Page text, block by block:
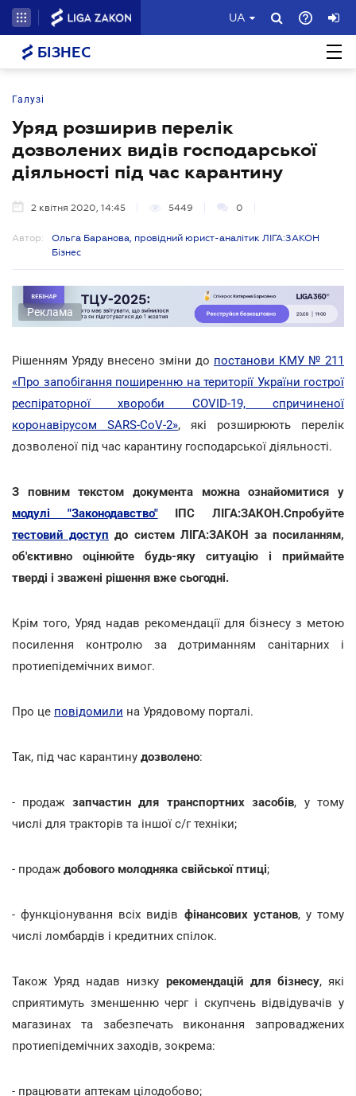
UA
БІЗНЕС
Галузі
Уряд розширив перелік
дозволених видів господарської
діяльності під час карантину
2 квітня 2020, 14:45 5449 0
Автор:
Ольга Баранова, провідний юрист-аналітик ЛІГА:ЗАКОН
Бізнес
Реклама
Рішенням Уряду внесено зміни до постанови КМУ № 211
«Про запобігання поширенню на території України гострої
респіраторної хвороби COVID-19, спричиненої
коронавірусом SARS-CoV-2», які розширюють перелік
дозволеної під час карантину господарської діяльності.
З повним текстом документа можна ознайомитися у
модулі "Законодавство"ІПС ЛІГА:ЗАКОН.Спробуйте
тестовий доступ до систем ЛІГА:ЗАКОН за посиланням,
об'єктивно оцінюйте будь-яку ситуацію і приймайте
тверді і зважені рішення вже сьогодні.
Крім того, Уряд надав рекомендації для бізнесу з метою
посилення контролю за дотриманням санітарних і
протиепідемічних вимог.
Про це повідомили на Урядовому порталі.
Так, під час карантину дозволено:
- продаж запчастин для транспортних засобів, у тому
числі для тракторів та іншої с/г техніки;
- продаж добового молодняка свійської птиці;
- функціонування всіх видів фінансових установ, у тому
числі ломбардів і кредитних спілок.
Також Уряд надав низку рекомендацій для бізнесу, які
сприятимуть зменшенню черг і скупчень відвідувачів у
магазинах та забезпечать виконання запроваджених
протиепідемічних заходів, зокрема:
- працювати аптекам цілодобово;